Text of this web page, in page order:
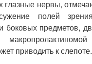
нервы,
полей
боковых предметов,
приводить к слепоте.